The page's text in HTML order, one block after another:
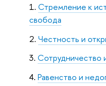
Стремление к
свобода
Честность и
Сотрудничество
Равенство и